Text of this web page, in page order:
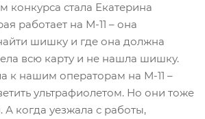
конкурса стала Екатерина
работает на М-11 – она
шишку и где она должна
всю карту и не нашла шишку.
к нашим операторам на М-11 –
ультрафиолетом. Но они тоже
когда уезжала с работы,